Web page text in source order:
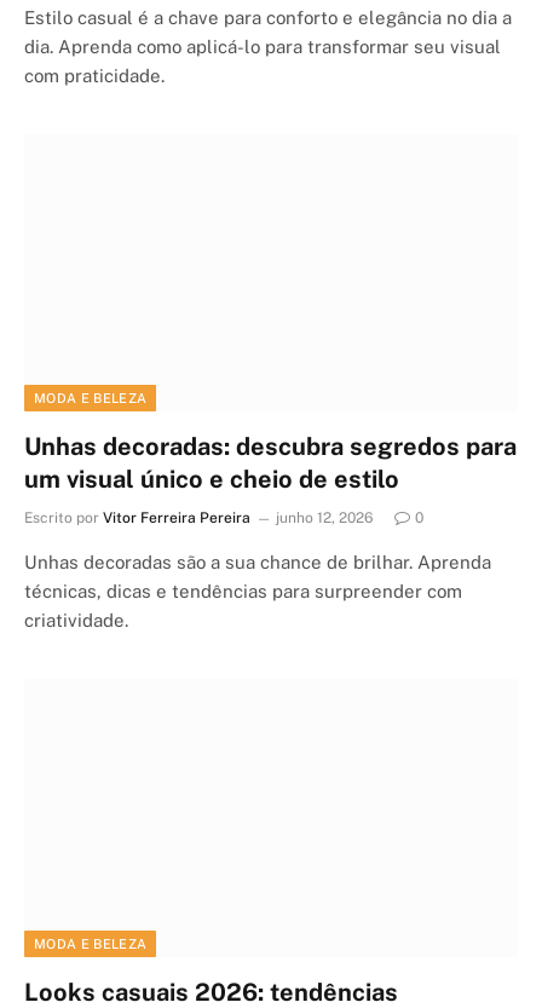
Estilo casual é a chave para conforto e elegância no dia a
dia. Aprenda como aplicá-lo para transformar seu visual
com praticidade.
MODA E BELEZA
Unhas decoradas: descubra segredos para
um visual único e cheio de estilo
Escrito por Vitor Ferreira Pereira junho 12, 2026 0
Unhas decoradas são a sua chance de brilhar. Aprenda
técnicas, dicas e tendências para surpreender com
criatividade.
MODA E BELEZA
Looks casuais 2026: tendências